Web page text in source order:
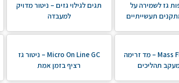
גז לשמירה על
תעשייתיים
תגים לגילוי גזים – ניטור מדויק
למעבדה
Mass Flow Meter – מד זרימה
תהליכים
Micro On Line GC – ניטור גז
רציף בזמן אמת